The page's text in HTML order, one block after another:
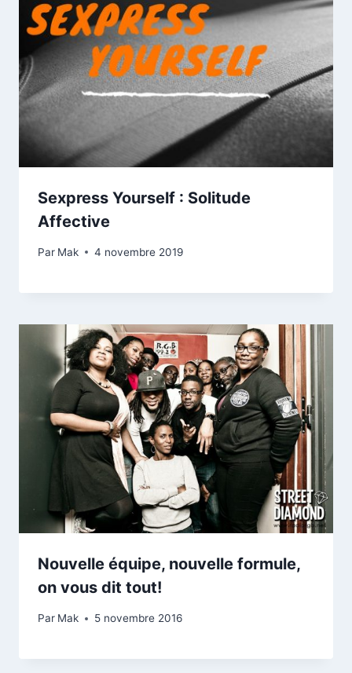
Sexpress Yourself : Solitude
Affective
Par Mak 4 novembre 2019
Nouvelle équipe, nouvelle formule,
on vous dit tout!
Par Mak 5 novembre 2016